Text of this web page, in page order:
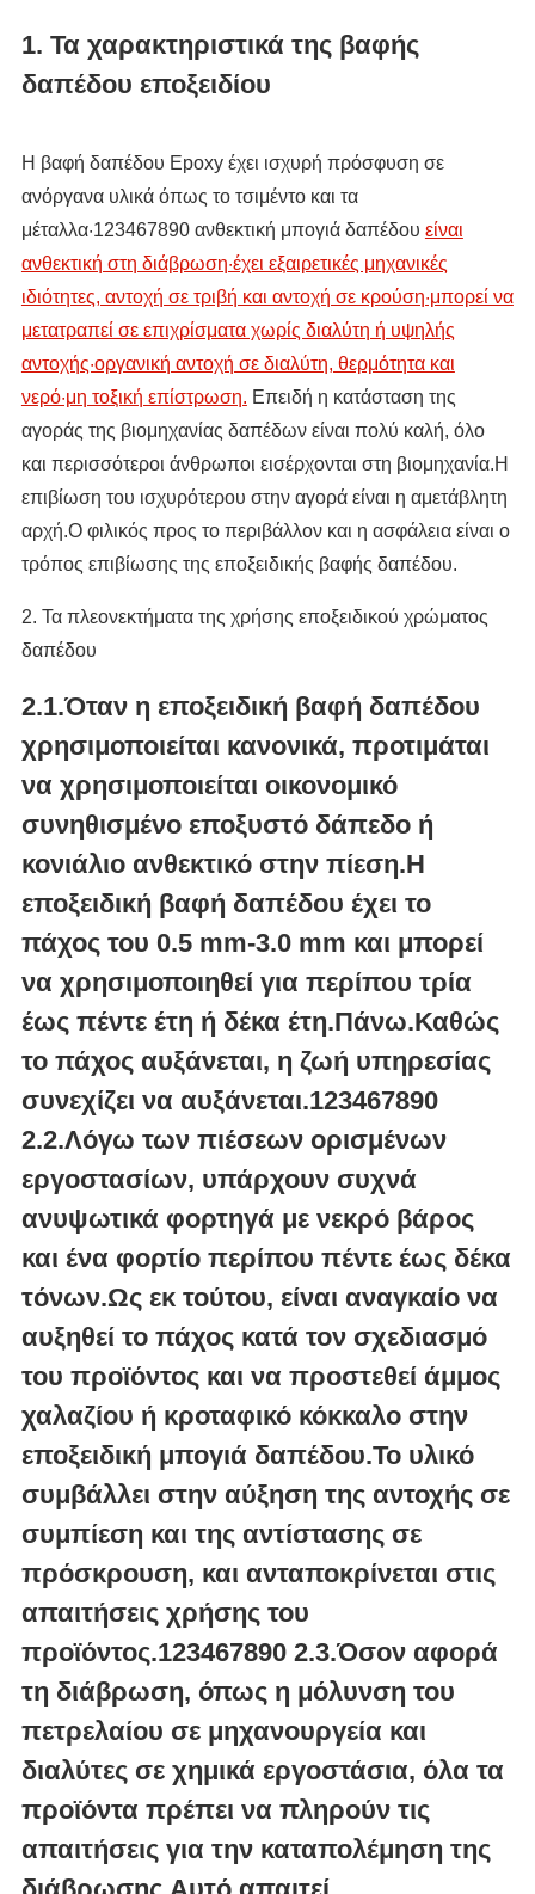
1. Τα χαρακτηριστικά της βαφής
δαπέδου εποξειδίου
Η βαφή δαπέδου Epoxy έχει ισχυρή πρόσφυση σε
ανόργανα υλικά όπως το τσιμέντο και τα
μέταλλα·123467890 ανθεκτική μπογιά δαπέδου είναι
ανθεκτική στη διάβρωση·έχει εξαιρετικές μηχανικές
ιδιότητες, αντοχή σε τριβή και αντοχή σε κρούση·μπορεί να
μετατραπεί σε επιχρίσματα χωρίς διαλύτη ή υψηλής
αντοχής·οργανική αντοχή σε διαλύτη, θερμότητα και
νερό·μη τοξική επίστρωση. Επειδή η κατάσταση της
αγοράς της βιομηχανίας δαπέδων είναι πολύ καλή, όλο
και περισσότεροι άνθρωποι εισέρχονται στη βιομηχανία.Η
επιβίωση του ισχυρότερου στην αγορά είναι η αμετάβλητη
αρχή.Ο φιλικός προς το περιβάλλον και η ασφάλεια είναι ο
τρόπος επιβίωσης της εποξειδικής βαφής δαπέδου.
2. Τα πλεονεκτήματα της χρήσης εποξειδικού χρώματος
δαπέδου
2.1.Όταν η εποξειδική βαφή δαπέδου
χρησιμοποιείται κανονικά, προτιμάται
να χρησιμοποιείται οικονομικό
συνηθισμένο εποξυστό δάπεδο ή
κονιάλιο ανθεκτικό στην πίεση.Η
εποξειδική βαφή δαπέδου έχει το
πάχος του 0.5 mm-3.0 mm και μπορεί
να χρησιμοποιηθεί για περίπου τρία
έως πέντε έτη ή δέκα έτη.Πάνω.Καθώς
το πάχος αυξάνεται, η ζωή υπηρεσίας
συνεχίζει να αυξάνεται.123467890
2.2.Λόγω των πιέσεων ορισμένων
εργοστασίων, υπάρχουν συχνά
ανυψωτικά φορτηγά με νεκρό βάρος
και ένα φορτίο περίπου πέντε έως δέκα
τόνων.Ως εκ τούτου, είναι αναγκαίο να
αυξηθεί το πάχος κατά τον σχεδιασμό
του προϊόντος και να προστεθεί άμμος
χαλαζίου ή κροταφικό κόκκαλο στην
εποξειδική μπογιά δαπέδου.Το υλικό
συμβάλλει στην αύξηση της αντοχής σε
συμπίεση και της αντίστασης σε
πρόσκρουση, και ανταποκρίνεται στις
απαιτήσεις χρήσης του
προϊόντος.123467890 2.3.Όσον αφορά
τη διάβρωση, όπως η μόλυνση του
πετρελαίου σε μηχανουργεία και
διαλύτες σε χημικά εργοστάσια, όλα τα
προϊόντα πρέπει να πληρούν τις
απαιτήσεις για την καταπολέμηση της